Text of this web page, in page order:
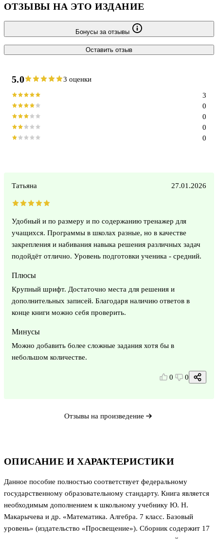
ОПИСАНИЕ И ХАРАКТЕРИСТИКИ
Данное пособие полностью соответствует федеральному
государственному образовательному стандарту. Книга является
необходимым дополнением к школьному учебнику Ю. Н.
Макарычева и др. «Математика. Алгебра. 7 класс. Базовый
уровень» (издательство «Просвещение»). Сборник содержит 17
ОТЗЫВЫ НА ЭТО ИЗДАНИЕ
Бонусы за отзывы
Оставить отзыв
5.0 3 оценки
0
0
0
0
3
Татьяна 27.01.2026
Удобный и по размеру и по содержанию тренажер для
учащихся. Программы в школах разные, но в качестве
закрепления и набивания навыка решения различных задач
подойдёт отлично. Уровень подготовки ученика - средний.
Плюсы
Крупный шрифт. Достаточно места для решения и
дополнительных записей. Благодаря наличию ответов в
конце книги можно себя проверить.
Минусы
Можно добавить более сложные задания хотя бы в
небольшом количестве.
0 0
Отзывы на произведение